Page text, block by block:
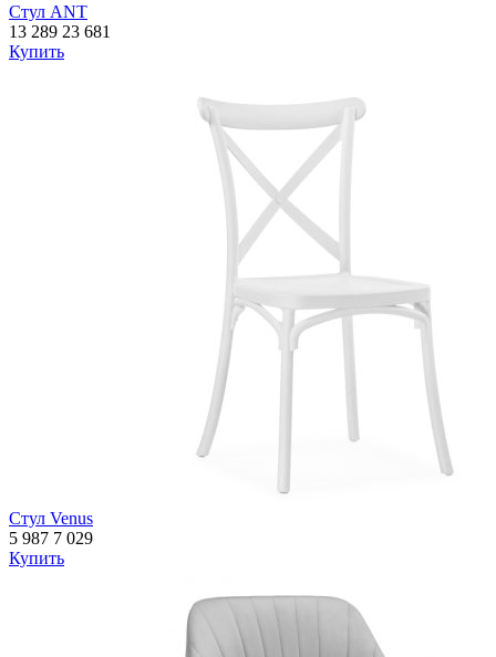
Стул ANT
13 289 23 681
Купить
Стул Venus
5 987 7 029
Купить